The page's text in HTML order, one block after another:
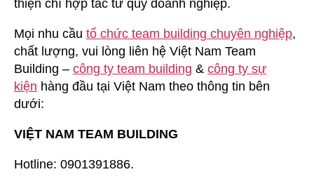
thiện chí hợp tác từ quý doanh nghiệp.
Mọi nhu cầu tổ chức team building chuyên nghiệp,
chất lượng, vui lòng liên hệ Việt Nam Team
Building – công ty team building & công ty sự
kiện hàng đầu tại Việt Nam theo thông tin bên
dưới:
VIỆT NAM TEAM BUILDING
Hotline: 0901391886.